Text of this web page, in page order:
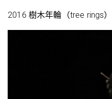
2016 樹木年輪（tree rings）